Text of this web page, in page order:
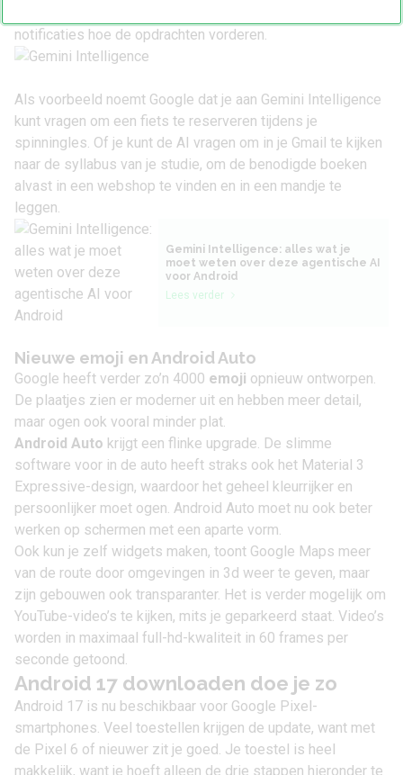
notificaties hoe de opdrachten vorderen.
Als voorbeeld noemt Google dat je aan Gemini Intelligence
kunt vragen om een fiets te reserveren tijdens je
spinningles. Of je kunt de AI vragen om in je Gmail te kijken
naar de syllabus van je studie, om de benodigde boeken
alvast in een webshop te vinden en in een mandje te
leggen.
Gemini Intelligence: alles wat je
moet weten over deze agentische AI
voor Android
Lees verder
Nieuwe emoji en Android Auto
Google heeft verder zo’n 4000 emoji opnieuw ontworpen.
De plaatjes zien er moderner uit en hebben meer detail,
maar ogen ook vooral minder plat.
Android Auto krijgt een flinke upgrade. De slimme
software voor in de auto heeft straks ook het Material 3
Expressive-design, waardoor het geheel kleurrijker en
persoonlijker moet ogen. Android Auto moet nu ook beter
werken op schermen met een aparte vorm.
Ook kun je zelf widgets maken, toont Google Maps meer
van de route door omgevingen in 3d weer te geven, maar
zijn gebouwen ook transparanter. Het is verder mogelijk om
YouTube-video’s te kijken, mits je geparkeerd staat. Video’s
worden in maximaal full-hd-kwaliteit in 60 frames per
seconde getoond.
Android 17 downloaden doe je zo
Android 17 is nu beschikbaar voor Google Pixel-
smartphones. Veel toestellen krijgen de update, want met
de Pixel 6 of nieuwer zit je goed. Je toestel is heel
makkelijk, want je hoeft alleen de drie stappen hieronder te